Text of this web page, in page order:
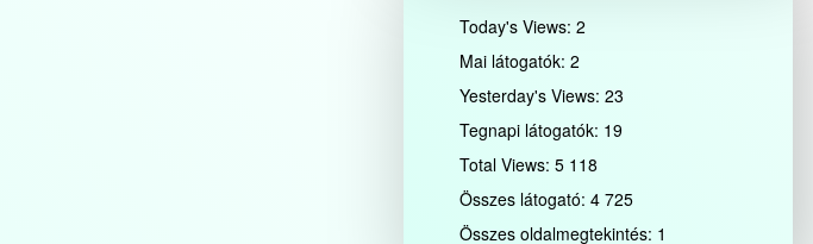
Today's Views:2
Mai látogatók:2
Yesterday's Views:23
Tegnapi látogatók: 19
Total Views:5 118
Összes látogató:4 725
Összes oldalmegtekintés: 1